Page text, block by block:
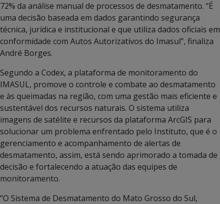
72% da análise manual de processos de desmatamento. “É
uma decisão baseada em dados garantindo segurança
técnica, jurídica e institucional e que utiliza dados oficiais em
conformidade com Autos Autorizativos do Imasul”, finaliza
André Borges.
Segundo a Codex, a plataforma de monitoramento do
IMASUL, promove o controle e combate ao desmatamento
e às queimadas na região, com uma gestão mais eficiente e
sustentável dos recursos naturais. O sistema utiliza
imagens de satélite e recursos da plataforma ArcGIS para
solucionar um problema enfrentado pelo Instituto, que é o
gerenciamento e acompanhamento de alertas de
desmatamento, assim, está sendo aprimorado a tomada de
decisão e fortalecendo a atuação das equipes de
monitoramento.
“O Sistema de Desmatamento do Mato Grosso do Sul,